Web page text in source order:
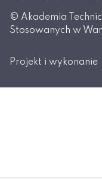
© Akademia
Stosowanych w
Projekt i wykonanie